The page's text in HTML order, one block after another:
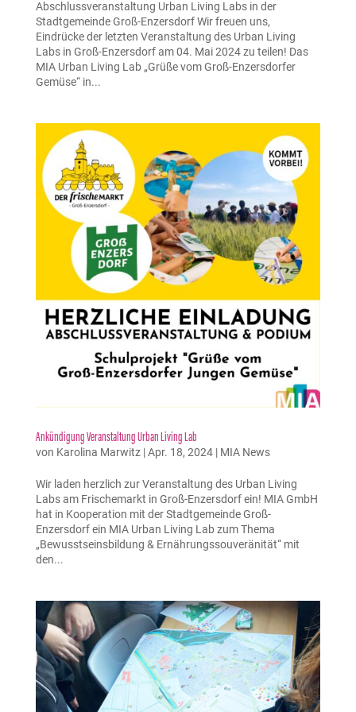
Abschlussveranstaltung Urban Living Labs in der
Stadtgemeinde Groß-Enzersdorf Wir freuen uns,
Eindrücke der letzten Veranstaltung des Urban Living
Labs in Groß-Enzersdorf am 04. Mai 2024 zu teilen! Das
MIA Urban Living Lab „Grüße vom Groß-Enzersdorfer
Gemüse“ in...
Ankündigung Veranstaltung Urban Living Lab
von Karolina Marwitz|Apr. 18, 2024| MIA News
Wir laden herzlich zur Veranstaltung des Urban Living
Labs am Frischemarkt in Groß-Enzersdorf ein! MIA GmbH
hat in Kooperation mit der Stadtgemeinde Groß-
Enzersdorf ein MIA Urban Living Lab zum Thema
„Bewusstseinsbildung & Ernährungssouveränität“ mit
den...